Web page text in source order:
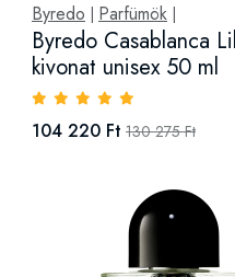
Byredo Parfümök
Byredo Casablanca
kivonat unisex 50 ml
104 220 Ft 130 275 Ft